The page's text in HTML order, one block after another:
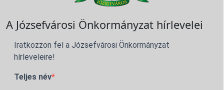
A Józsefvárosi Önkormányzat hírlevelei
Iratkozzon fel a Józsefvárosi Önkormányzat
hírleveleire!
Teljes név